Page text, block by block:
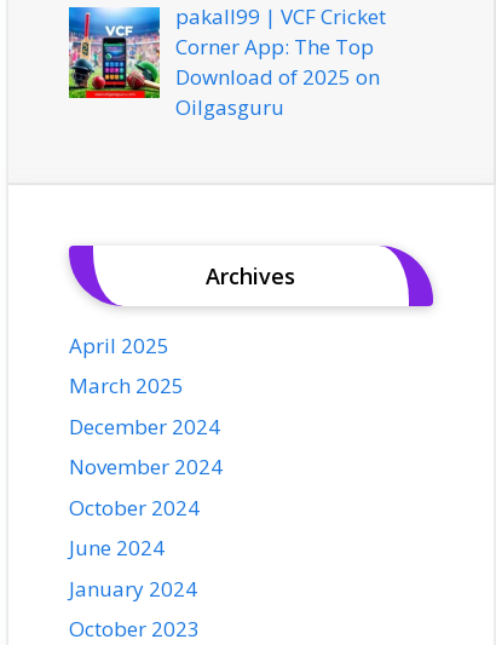
pakall99 | VCF Cricket
Corner App: The Top
Download of 2025 on
Oilgasguru
Archives
April 2025
March 2025
December 2024
November 2024
October 2024
June 2024
January 2024
October 2023